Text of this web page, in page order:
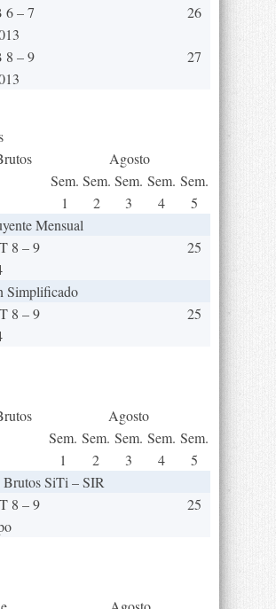
6 – 7
26
8 – 9
27
Agosto
Sem.
1
Sem.
2
Sem.
3
Sem.
4
Sem.
5
Mensual
8 – 9
25
Simplificado
8 – 9
25
Agosto
Sem.
1
Sem.
2
Sem.
3
Sem.
4
Sem.
5
Brutos SiTi – SIR
8 – 9
25